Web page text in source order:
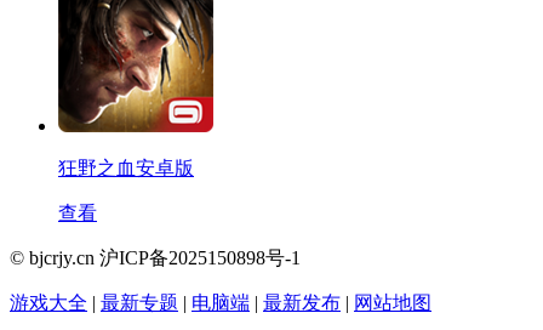
狂野之血安卓版
查看
© bjcrjy.cn 沪ICP备2025150898号-1
游戏大全 | 最新专题 | 电脑端 | 最新发布 | 网站地图